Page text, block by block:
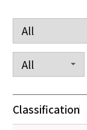
Classification